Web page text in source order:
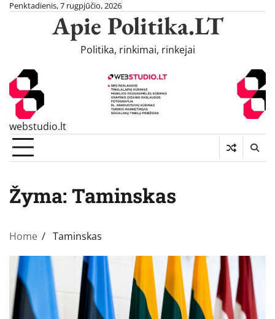
SkipPenktadienis, 7 rugpjūčio, 2026
Apie Politika.LT
Politika, rinkimai, rinkejai
webstudio.lt
Žyma: Taminskas
Home Taminskas